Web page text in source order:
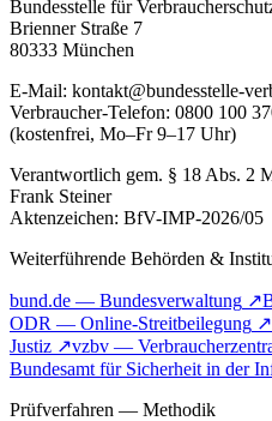
Bundesstelle für
Brienner Straße 7
80333 München
E-Mail: kontakt@bundesstelle-
Verbraucher-Telefon: 0800 100
(kostenfrei, Mo–Fr 9–17 Uhr)
Verantwortlich gem. § 18 Abs. 2
Frank Steiner
Aktenzeichen: BfV-IMP-2026/05
Weiterführende Behörden &
bund.de — Bundesverwaltung ↗
ODR — Online-Streitbeilegung ↗
Justiz ↗vzbv —
Bundesamt für Sicherheit in der
Prüfverfahren — Methodik